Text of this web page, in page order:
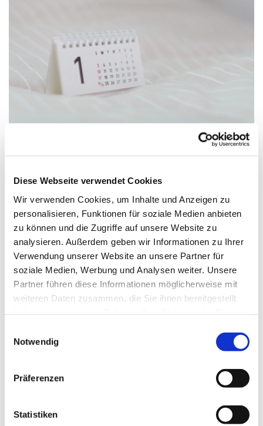
Diese Webseite verwendet Cookies
Wir verwenden Cookies, um Inhalte und Anzeigen zu
personalisieren, Funktionen für soziale Medien anbieten
zu können und die Zugriffe auf unsere Website zu
analysieren. Außerdem geben wir Informationen zu Ihrer
Verwendung unserer Website an unsere Partner für
soziale Medien, Werbung und Analysen weiter. Unsere
Partner führen diese Informationen möglicherweise mit
weiteren Daten zusammen, die Sie ihnen bereitgestellt
Notwendig
Präferenzen
Statistiken
Donnerstag, 21. Januar 2027, 19:45 -
21:15 Uhr
Jugendhaus, Gartenweg 9, 33758
Schloß Holte-Stukenbrock